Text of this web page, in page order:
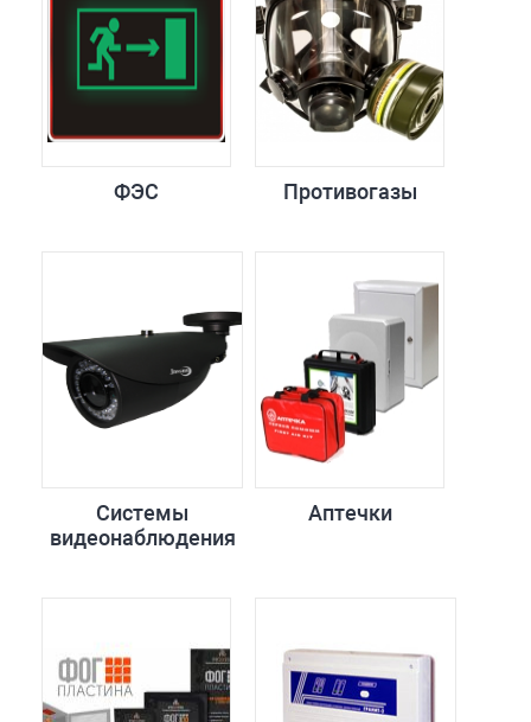
ФЭС Противогазы
Системы
видеонаблюдения
Аптечки